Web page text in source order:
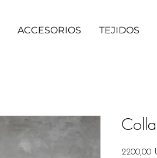
ACCESORIOS TEJIDOS
2200,00